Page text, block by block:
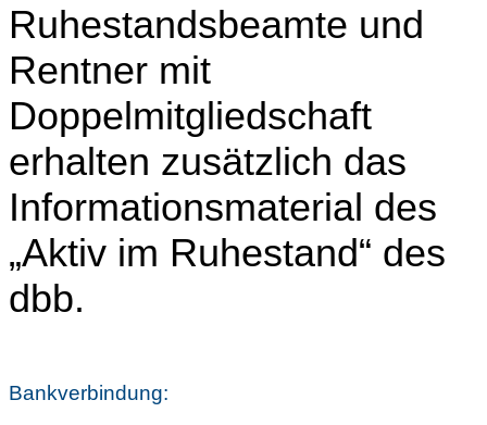
Ruhestandsbeamte und
Rentner mit
Doppelmitgliedschaft
erhalten zusätzlich das
Informationsmaterial des
„Aktiv im Ruhestand“ des
dbb.
Bankverbindung: